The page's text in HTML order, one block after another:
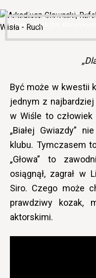
Arkadiusz Głowacki,
Wisła – Ruch (fot. Marcin
Być może w kwestii
jednym z
w Wiśle to
„Białej Gwiazdy”
klubu. Tymczasem
„Głowa” to
osiągnął, zagrał w
Siro. Czego może
prawdziwy kozak,
aktorskimi.